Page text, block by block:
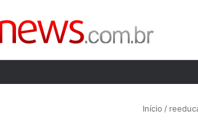
Início /